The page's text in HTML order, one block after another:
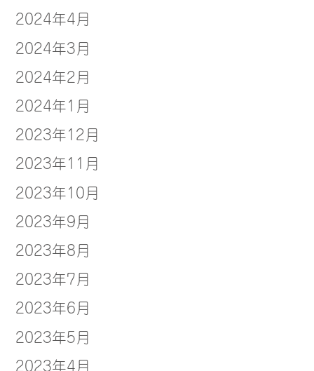
2024年4月
2024年3月
2024年2月
2024年1月
2023年12月
2023年11月
2023年10月
2023年9月
2023年8月
2023年7月
2023年6月
2023年5月
2023年4月